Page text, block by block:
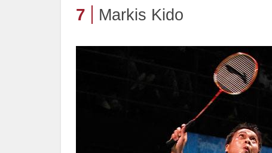
7 Markis Kido